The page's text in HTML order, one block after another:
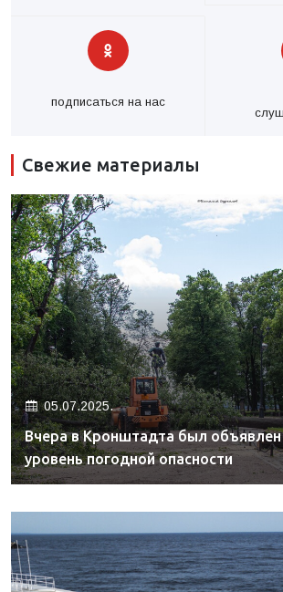
подписаться на нас
Свежие материалы
05.07.2025.
Вчера в Кронштадта был
уровень погодной опасности